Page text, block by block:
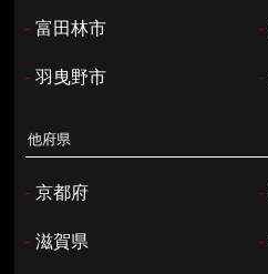
- 富田林市 -
- 羽曳野市 -
他府県
- 京都府 -
- 滋賀県 -